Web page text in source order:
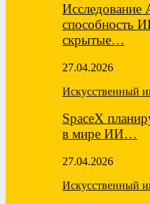
Исследование
способность
скрытые…
27.04.2026
Искусственный
SpaceX
в мире ИИ…
27.04.2026
Искусственный